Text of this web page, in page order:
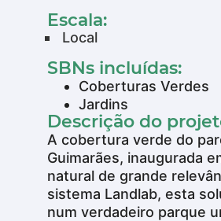
Escala:
Local
SBNs incluídas:
Coberturas Verdes
Jardins
Descrição do
A cobertura verde do
Guimarães, inaugurada
natural de grande
sistema Landlab, esta
num verdadeiro parque